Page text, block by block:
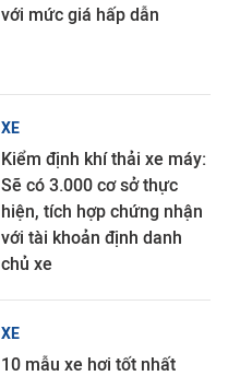
với mức giá hấp dẫn
XE
Kiểm định khí thải xe máy:
Sẽ có 3.000 cơ sở thực
hiện, tích hợp chứng nhận
với tài khoản định danh
chủ xe
XE
10 mẫu xe hơi tốt nhất